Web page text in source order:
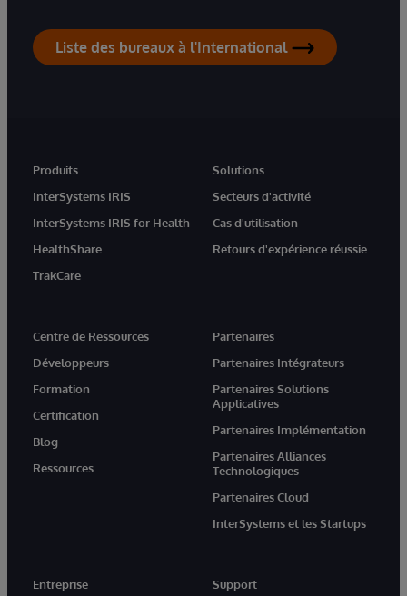
Liste des bureaux à l'International
Produits
InterSystems IRIS
InterSystems IRIS for Health
HealthShare
TrakCare
Solutions
Secteurs d'activité
Cas d'utilisation
Retours d'expérience réussie
Centre de Ressources
Développeurs
Formation
Certification
Blog
Ressources
Partenaires
Partenaires Intégrateurs
Partenaires Solutions
Applicatives
Partenaires Implémentation
Partenaires Alliances
Technologiques
Partenaires Cloud
InterSystems et les Startups
Entreprise Support